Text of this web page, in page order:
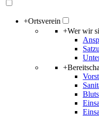
+Ortsverein
+Wer wir
+